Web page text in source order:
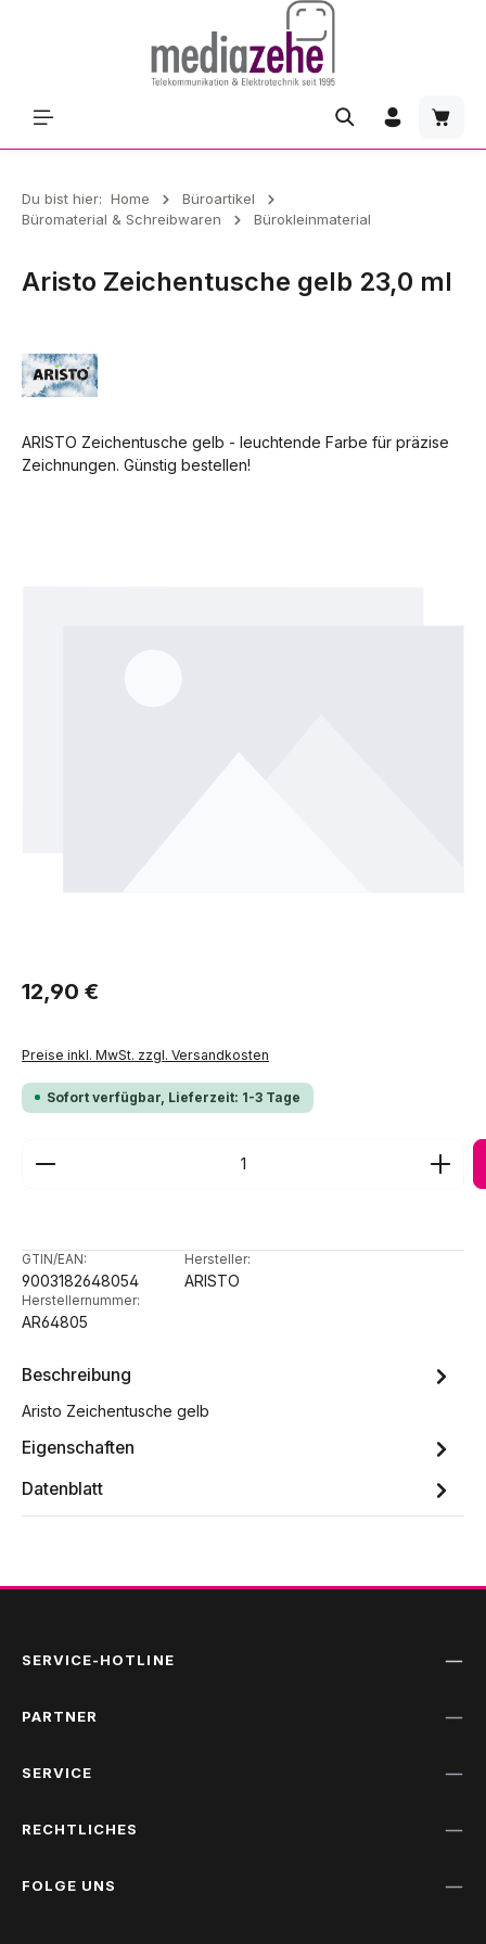
Du bist hier: Home
Büroartikel
Büromaterial & Schreibwaren
Bürokleinmaterial
Aristo Zeichentusche gelb 23,0 ml
ARISTO Zeichentusche gelb - leuchtende Farbe für präzise
Zeichnungen. Günstig bestellen!
Regulärer Preis:
12,90 €
Preise inkl. MwSt. zzgl. Versandkosten
Sofort verfügbar, Lieferzeit: 1-3 Tage
Produkt Anzahl: Gib den gewünschten Wert ein
GTIN/EAN:
9003182648054
Hersteller:
ARISTO
Herstellernummer:
AR64805
Beschreibung
Aristo Zeichentusche gelb
Eigenschaften
Datenblatt
SERVICE-HOTLINE
PARTNER
SERVICE
RECHTLICHES
FOLGE UNS